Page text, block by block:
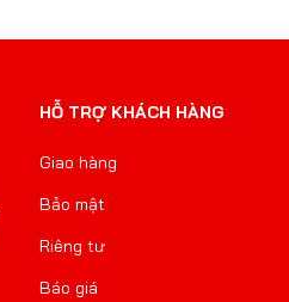
HỖ TRỢ KHÁCH HÀNG
Giao hàng
Bảo mật
Riêng tư
Báo giá